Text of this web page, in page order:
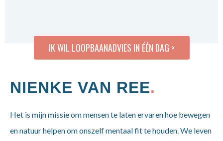
IK WIL LOOPBAANADVIES IN ÉÉN DAG >
NIENKE VAN REE.
Het is mijn missie om mensen te laten ervaren hoe bewegen
en natuur helpen om onszelf mentaal fit te houden. We leven